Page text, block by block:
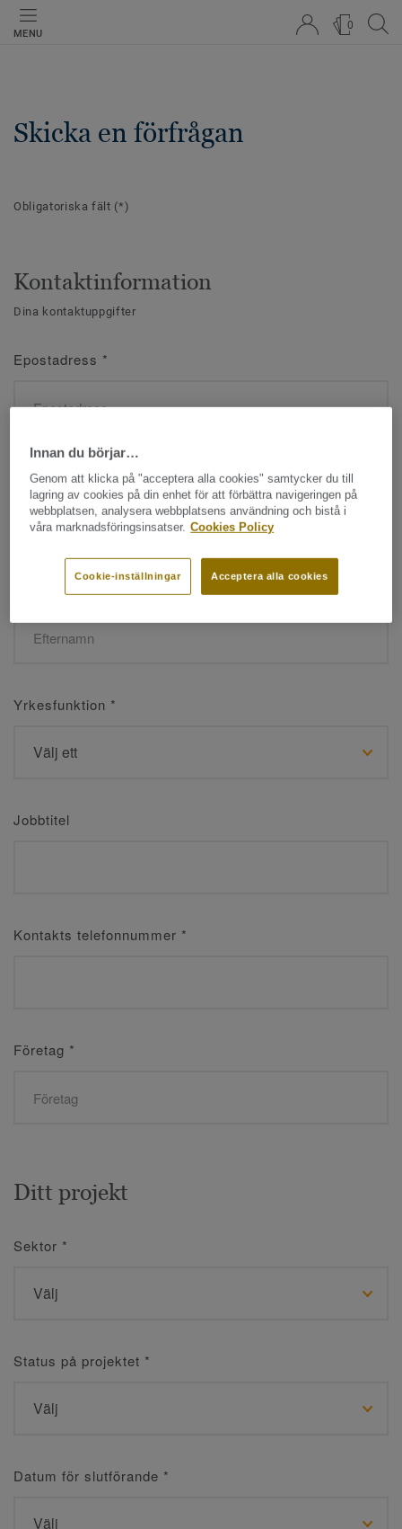
MENU
0
Skicka en förfrågan
Obligatoriska fält (*)
Kontaktinformation
Dina kontaktuppgifter
Epostadress *
Namn*
Efternamn*
Yrkesfunktion *
Jobbtitel
Kontakts telefonnummer *
Företag *
Ditt projekt
Sektor *
Status på projektet *
Datum för slutförande *
Innan du börjar…
Genom att klicka på "acceptera alla cookies" samtycker du till
lagring av cookies på din enhet för att förbättra navigeringen på
webbplatsen, analysera webbplatsens användning och bistå i
våra marknadsföringsinsatser. Cookies Policy
Acceptera alla cookies
Cookie-inställningar